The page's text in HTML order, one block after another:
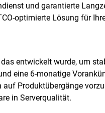
und garantierte
optimierte Lösung für
entwickelt wurde, um
eine 6-monatige
Produktübergänge
in Serverqualität.